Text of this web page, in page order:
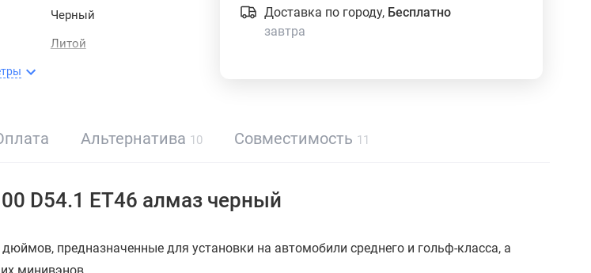
Черный
Литой
Доставка по городу, Бесплатно
завтра
Альтернатива 10 Совместимость 11
D54.1 ET46 алмаз черный
предназначенные для установки на автомобили среднего и гольф-класса, а